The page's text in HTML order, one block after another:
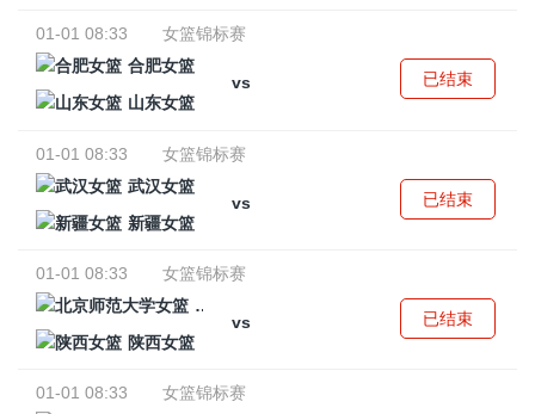
01-01 08:33
女篮锦标赛
合肥女篮
vs
山东女篮
已结束
01-01 08:33
女篮锦标赛
武汉女篮
vs
新疆女篮
已结束
01-01 08:33
女篮锦标赛
北京师范大学女篮
vs
陕西女篮
已结束
01-01 08:33
女篮锦标赛